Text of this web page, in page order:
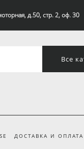
д.50, стр. 2, оф. 30
Все
ДОСТАВКА И ОПЛАТА